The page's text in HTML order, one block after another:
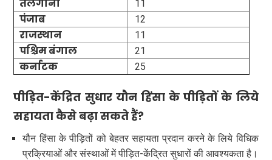
तेलंगाना 11
पंजाब 12
राजस्थान 11
पश्चिम बंगाल 21
कर्नाटक 25
पीड़ित-केंद्रित सुधार यौन हिंसा के पीड़ितों के लिये
सहायता कैसे बढ़ा सकते हैं?
यौन हिंसा के पीड़ितों को बेहतर सहायता प्रदान करने के लिये विधिक
प्रक्रियाओं और संस्थाओं में पीड़ित-केंद्रित सुधारों की आवश्यकता है।